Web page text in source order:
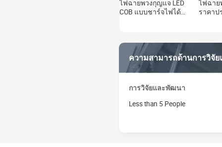
ไฟฉายพวงกุญแจ LED
COB แบบชาร์จไฟได้
ไฟฉายพกพา ชาร์จผ่าน
USB ไฟทำงานแบบแขวน
ไฟฉาย
ราคาป
ความสามารถด้านการวิจั
การวิจัยและพัฒนา
Less than 5 People